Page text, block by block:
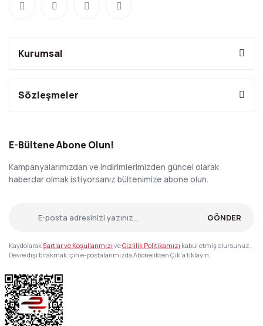
Kurumsal
Sözleşmeler
E-Bültene Abone Olun!
Kampanyalarımızdan ve indirimlerimizden güncel olarak
haberdar olmak istiyorsanız bültenimize abone olun.
GÖNDER
KaydolarakŞartlar ve Koşullarımızı veGizlilik Politikamızı kabul etmiş olursunuz.
Devre dışı bırakmak için e-postalarımızda Abonelikten Çık'a tıklayın.